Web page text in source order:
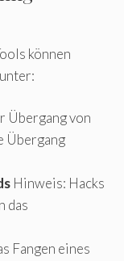
können
Übergang von
Übergang
Hinweis: Hacks
das
Fangen eines